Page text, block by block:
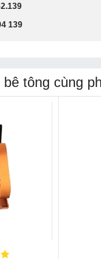
139​
tông cùng